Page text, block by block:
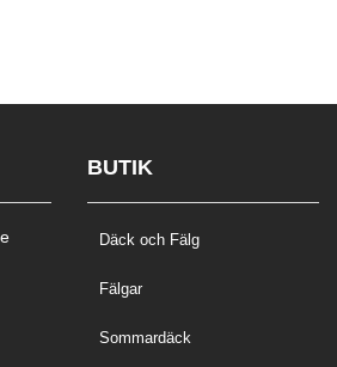
BUTIK
Däck och Fälg
Fälgar
Sommardäck